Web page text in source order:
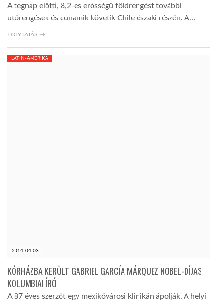
A tegnap előtti, 8,2-es erősségű földrengést további
utórengések és cunamik követik Chile északi részén. A…
FOLYTATÁS →
2014-04-03
LATIN-AMERIKA
KÓRHÁZBA KERÜLT GABRIEL GARCÍA MÁRQUEZ NOBEL-DÍJAS
KOLUMBIAI ÍRÓ
A 87 éves szerzőt egy mexikóvárosi klinikán ápolják. A helyi